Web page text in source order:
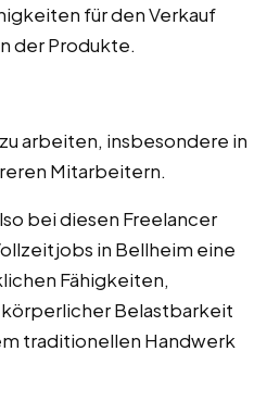
für den Verkauf
der Produkte.
arbeiten, insbesondere in
Mitarbeitern.
bei diesen Freelancer
in Bellheim eine
Fähigkeiten,
Belastbarkeit
traditionellen Handwerk